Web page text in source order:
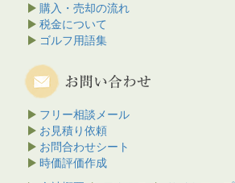
購入・売却の流れ
税金について
ゴルフ用語集
フリー相談メール
お見積り依頼
お問合わせシート
時価評価作成